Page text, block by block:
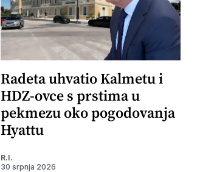
Radeta uhvatio Kalmetu i
HDZ-ovce s prstima u
pekmezu oko pogodovanja
Hyattu
R.I.
30 srpnja 2026